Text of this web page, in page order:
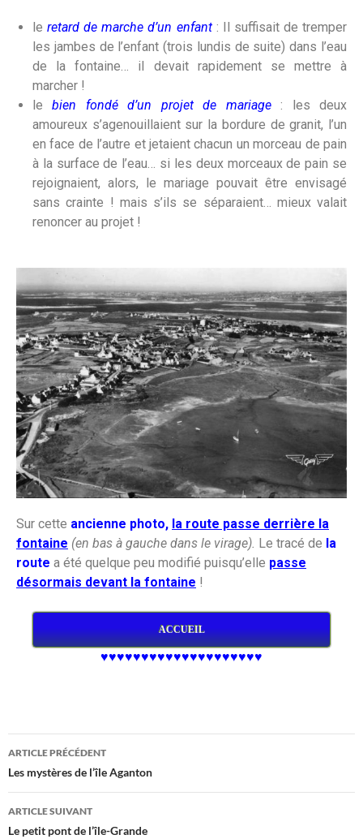
le retard de marche d’un enfant: Il suffisait de tremper
les jambes de l’enfant (trois lundis de suite) dans l’eau
de la fontaine… il devait rapidement se mettre à
marcher !
lebien fondé d’un projet de mariage: les deux
amoureux s’agenouillaient sur la bordure de granit, l’un
en face de l’autre et jetaient chacun un morceau de pain
à la surface de l’eau… si les deux morceaux de pain se
rejoignaient, alors, le mariage pouvait être envisagé
sans crainte ! mais s’ils se séparaient… mieux valait
renoncer au projet !
Sur cette ancienne photo, la route passe derrière la
fontaine (en bas à gauche dans le virage). Le tracé de la
route a été quelque peu modifié puisqu’elle passe
désormais devant la fontaine !
ACCUEIL
♥♥♥♥♥♥♥♥♥♥♥♥♥♥♥♥♥♥♥♥
ARTICLE PRÉCÉDENT
Les mystères de l’île Aganton
ARTICLE SUIVANT
Le petit pont de l’île-Grande